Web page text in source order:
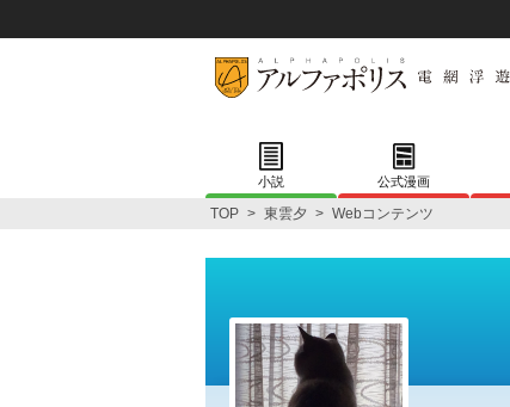
小説 公式漫画
TOP > 東雲夕 > Webコンテンツ